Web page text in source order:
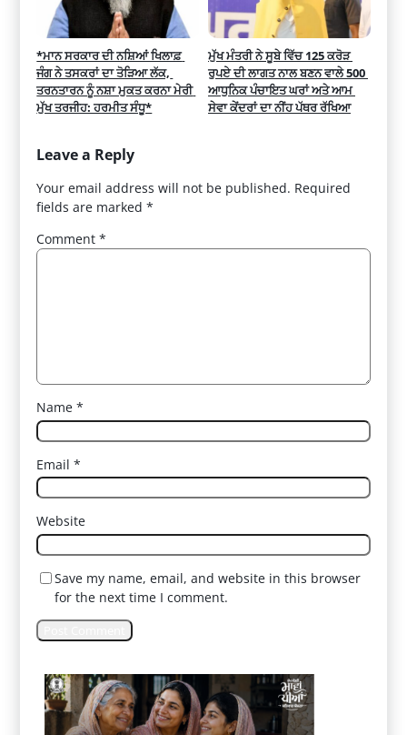
*ਮਾਨ ਸਰਕਾਰ ਦੀ ਨਸ਼ਿਆਂ ਖਿਲਾਫ਼
ਜੰਗ ਨੇ ਤਸਕਰਾਂ ਦਾ ਤੋੜਿਆ ਲੱਕ,
ਤਰਨਤਾਰਨ ਨੂੰ ਨਸ਼ਾ ਮੁਕਤ ਕਰਨਾ ਮੇਰੀ
ਮੁੱਖ ਤਰਜੀਹ: ਹਰਮੀਤ ਸੰਧੂ*
ਮੁੱਖ ਮੰਤਰੀ ਨੇ ਸੂਬੇ ਵਿੱਚ 125 ਕਰੋੜ
ਰੁਪਏ ਦੀ ਲਾਗਤ ਨਾਲ ਬਣਨ ਵਾਲੇ 500
ਆਧੁਨਿਕ ਪੰਚਾਇਤ ਘਰਾਂ ਅਤੇ ਆਮ
ਸੇਵਾ ਕੇਂਦਰਾਂ ਦਾ ਨੀਂਹ ਪੱਥਰ ਰੱਖਿਆ
Leave a Reply
Your email address will not be published. Required
fields are marked*
Comment*
Name*
Email*
Website
Save my name, email, and website in this browser
for the next time I comment.